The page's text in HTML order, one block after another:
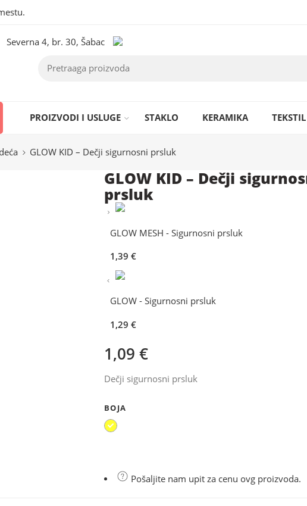
Severna 4, br. 30, Šabac
PROIZVODI I USLUGE STAKLO KERAMIKA TEKSTIL
GLOW KID – Dečji sigurnosni prsluk
GLOW KID – Dečji
prsluk
GLOW MESH - Sigurnosni prsluk
1,39 €
GLOW - Sigurnosni prsluk
1,29 €
1,09 €
Dečji sigurnosni prsluk
BOJA
Pošaljite nam upit za cenu ovg proizvoda.